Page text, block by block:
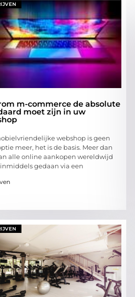
m-commerce de absolute
moet zijn in uw
webshop is geen
meer, het is de basis. Meer dan
alle online aankopen wereldwijd
gedaan via een